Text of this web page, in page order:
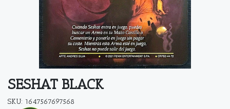
SESHAT BLACK
SKU: 1647567697568